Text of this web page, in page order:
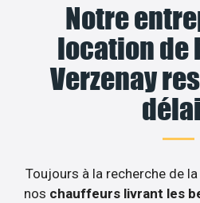
Notre
location de
Verzenay
Toujours à la recherche de
nos chauffeurs livrant les